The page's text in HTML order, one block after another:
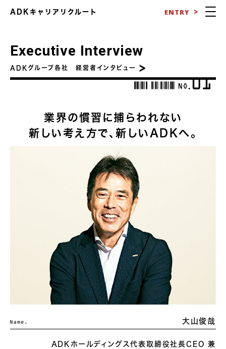
ADKキャリアリクルート ENTRY
Executive Interview
ADKグループ各社 経営者インタビュー
業界の慣習に捕らわれない
新しい考え方で、新しいADKへ。
大山俊哉
ADKホールディングス代表取締役社長CEO 兼